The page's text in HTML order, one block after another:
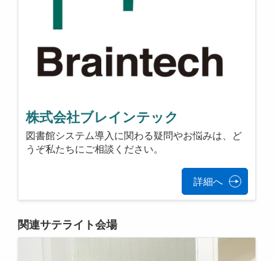
株式会社ブレインテック
図書館システム導入に関わる疑問やお悩みは、ど
うぞ私たちにご相談ください。
詳細へ
関連サテライト会場